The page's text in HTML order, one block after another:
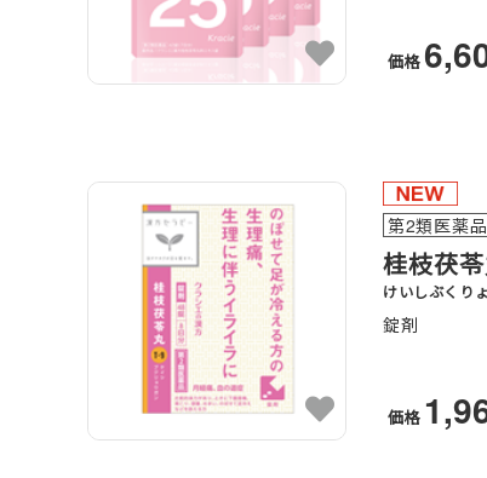
価格
第2類医薬品
桂枝茯
けいしぶくり
錠剤
価格